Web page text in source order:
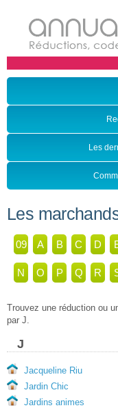
Les
Les
09 A B C D
N O P Q R
Trouvez une réduction ou
par J.
J
Jacqueline Riu
Jardin Chic
Jardins animes